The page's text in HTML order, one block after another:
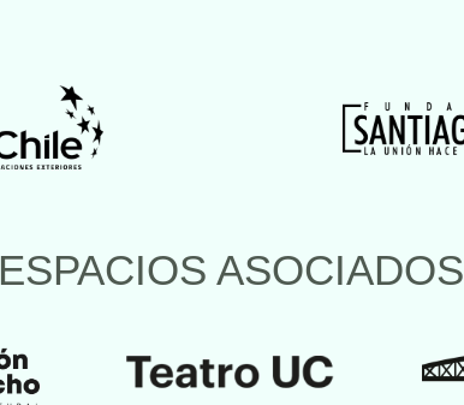
ESPACIOS ASOCIADOS